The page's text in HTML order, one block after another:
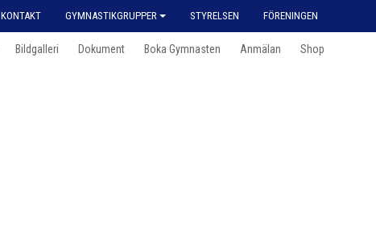
KONTAKT GYMNASTIKGRUPPER STYRELSEN FÖRENINGEN
Bildgalleri Dokument Boka Gymnasten Anmälan Shop